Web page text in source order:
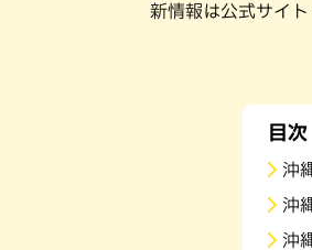
新情報は公式サイト
目次
沖
沖
沖